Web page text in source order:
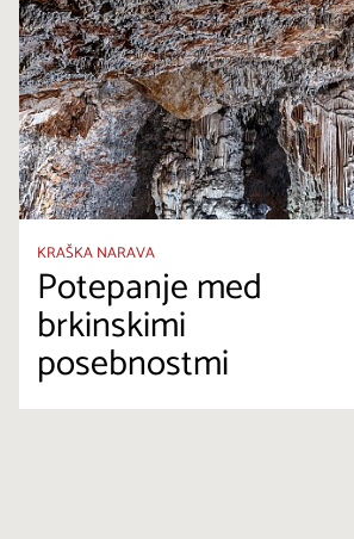
KRAŠKA NARAVA
Potepanje med
brkinskimi
posebnostmi